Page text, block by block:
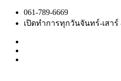
Skip
061-789-6669
เปิดทำการทุกวันจันทร์-เสาร์